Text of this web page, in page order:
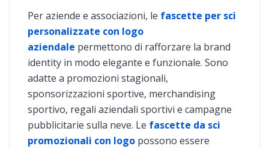
Per aziende e associazioni, le fascette per sci
personalizzate con logo
aziendale permettono di rafforzare la brand
identity in modo elegante e funzionale. Sono
adatte a promozioni stagionali,
sponsorizzazioni sportive, merchandising
sportivo, regali aziendali sportivi e campagne
pubblicitarie sulla neve. Le fascette da sci
promozionali con logo possono essere